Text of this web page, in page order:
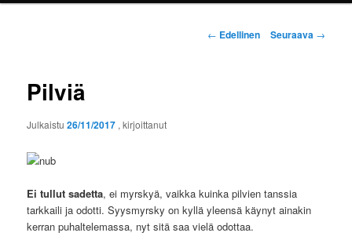
Artikkelien
← Edellinen Seuraava →
Pilviä
Julkaistu26/11/2017 , kirjoittanut
Ei tullut sadetta, ei myrskyä, vaikka kuinka pilvien tanssia
tarkkaili ja odotti. Syysmyrsky on kyllä yleensä käynyt ainakin
kerran puhaltelemassa, nyt sitä saa vielä odottaa.